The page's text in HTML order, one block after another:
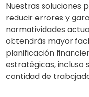
Nuestras soluciones
reducir errores y
normatividades
obtendrás mayor
planificación
estratégicas, incluso
cantidad de